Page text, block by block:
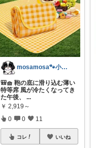
mosamosa🐾小さめバッグの日々✨
🎒🧺 鞄の底に滑り込む薄い
特等席 風が冷たくなってき
た午後、
...
￥ 2,919～
0 0 11
コレ いいね